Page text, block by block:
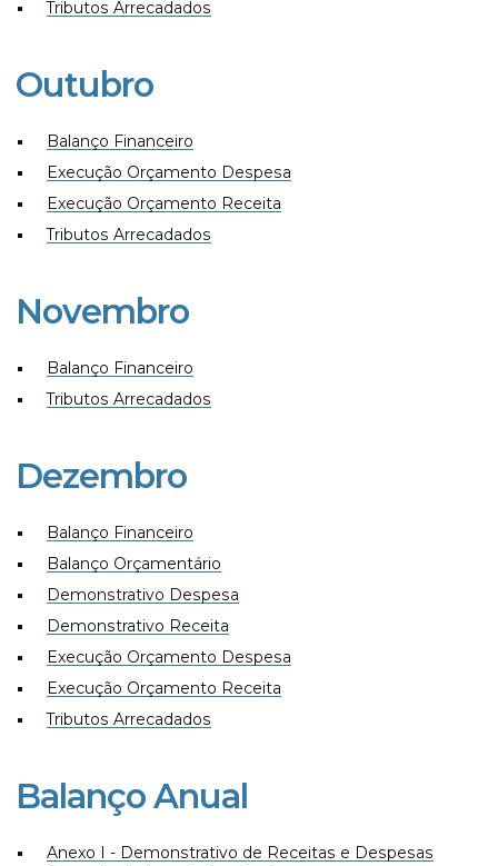
Tributos Arrecadados
Outubro
Balanço Financeiro
Execução Orçamento Despesa
Execução Orçamento Receita
Tributos Arrecadados
Novembro
Balanço Financeiro
Tributos Arrecadados
Dezembro
Balanço Financeiro
Balanço Orçamentário
Demonstrativo Despesa
Demonstrativo Receita
Execução Orçamento Despesa
Execução Orçamento Receita
Tributos Arrecadados
Balanço Anual
Anexo I - Demonstrativo de Receitas e Despesas